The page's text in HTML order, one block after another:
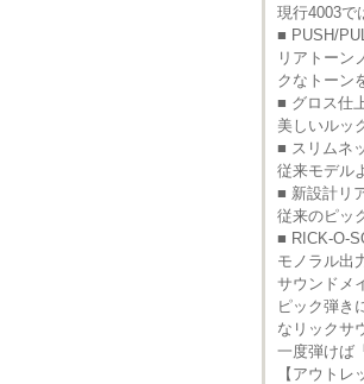
現行4003で
■ PUSH/
リアトーン
クなトーン
■ グロス仕
美しいルッ
■ スリムネ
従来モデル
■ 新設計リ
従来のピッ
■ RICK-O-
モノラル出
サウンドメ
ピック弾き
なリックサ
一度弾けば
【アウトレ